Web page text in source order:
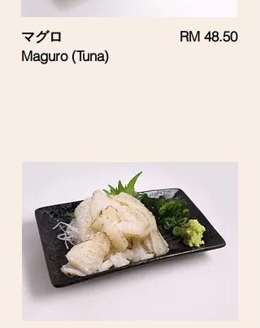
マグロ
RM 48.50
Maguro (Tuna)